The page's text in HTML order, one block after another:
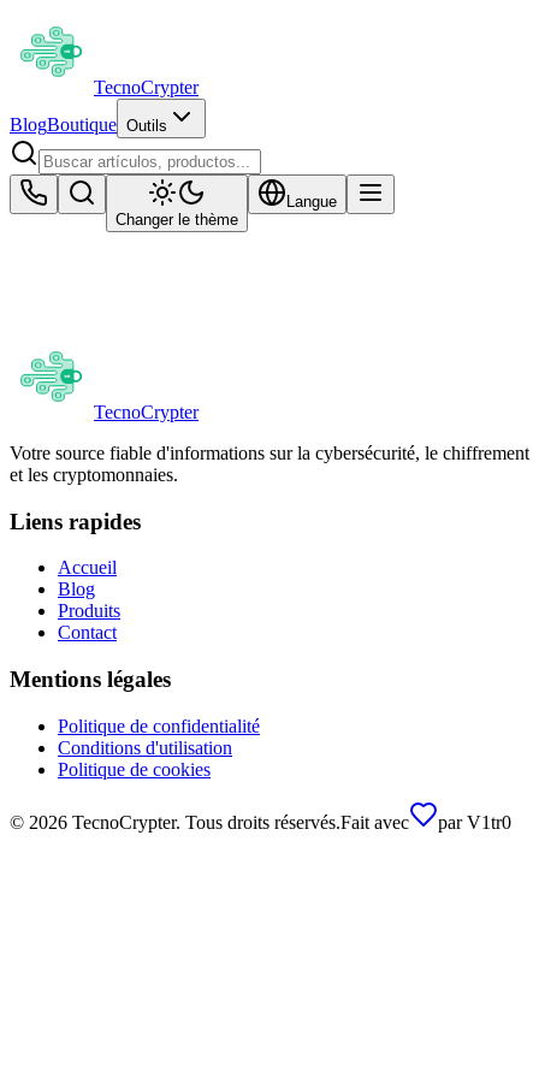
TecnoCrypter
BlogBoutique Outils
Changer le thème
Langue
TecnoCrypter
Votre source fiable d'informations sur la cybersécurité, le chiffrement
et les cryptomonnaies.
Liens rapides
Accueil
Blog
Produits
Contact
Mentions légales
Politique de confidentialité
Conditions d'utilisation
Politique de cookies
© 2026 TecnoCrypter. Tous droits réservés.Fait avec parV1tr0